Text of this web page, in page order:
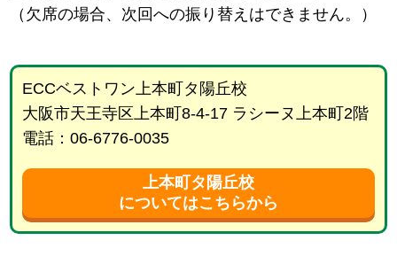
（欠席の場合、次回への振り替えはできません。）
ECCベストワン上本町タ陽丘校
大阪市天王寺区上本町8-4-17 ラシーヌ上本町2階
電話：06-6776-0035
上本町タ陽丘校
についてはこちらから